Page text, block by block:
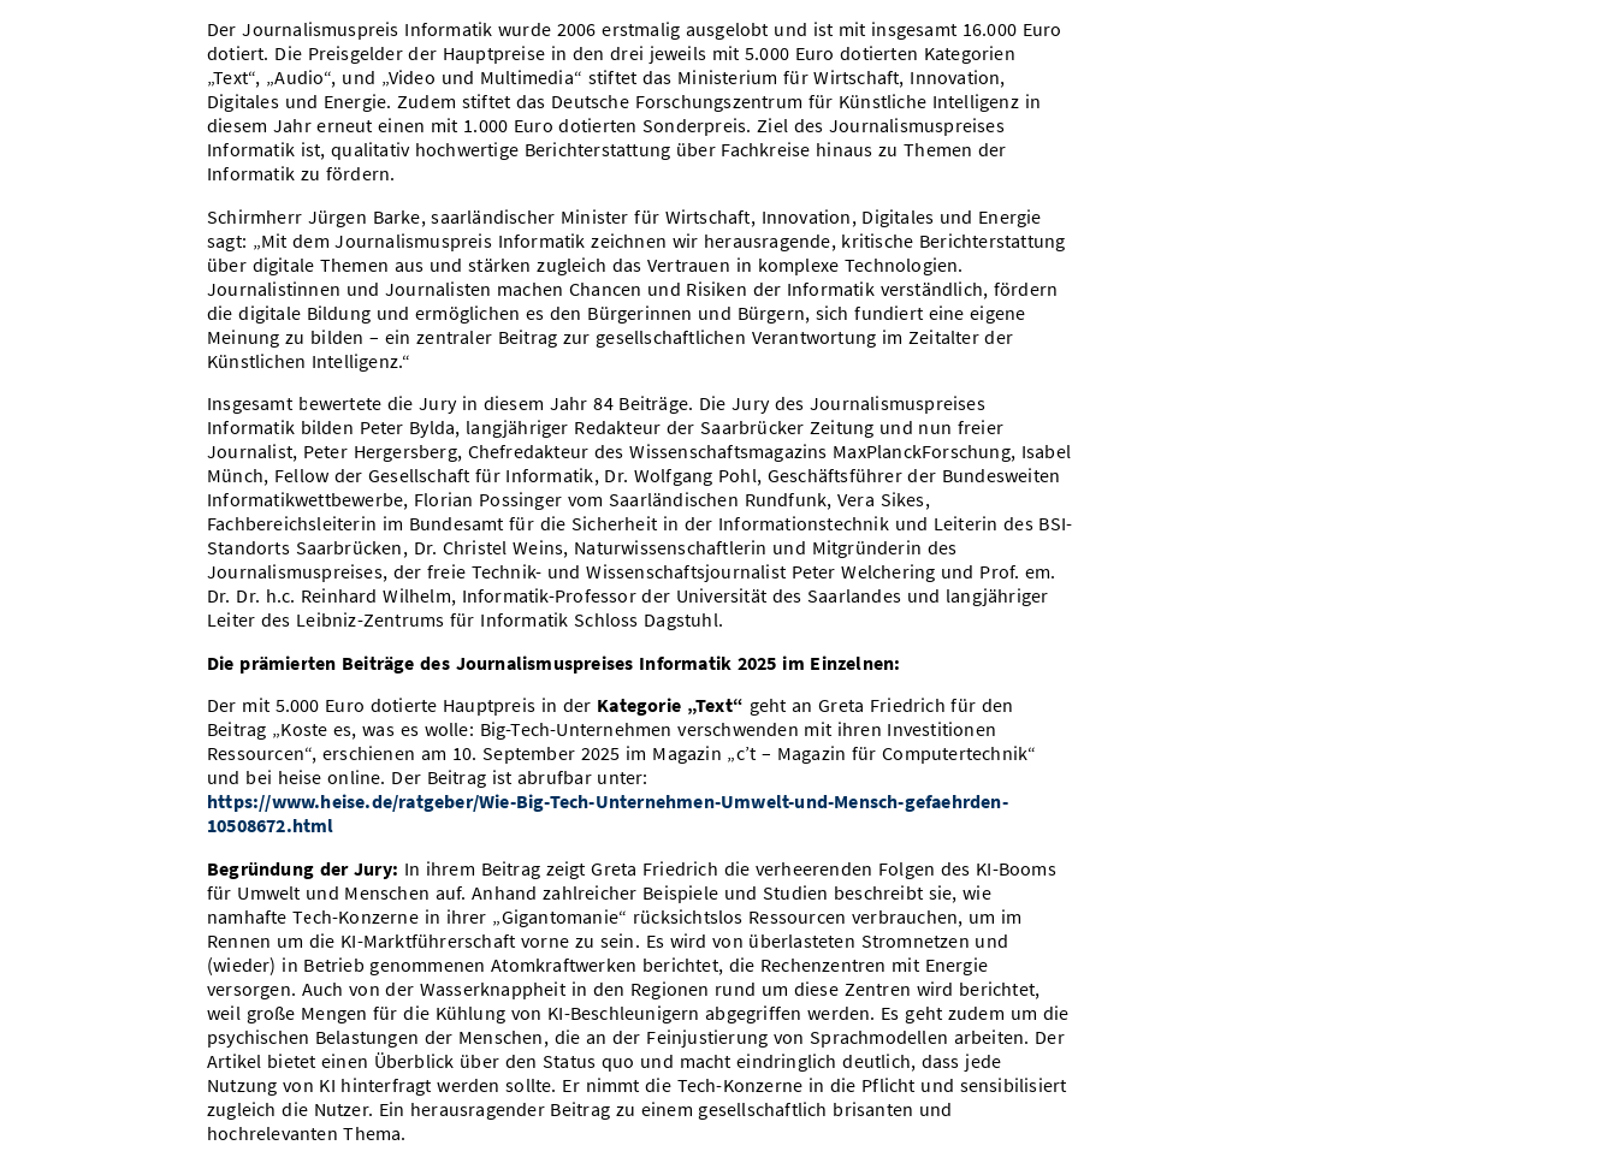
Der Journalismuspreis Informatik wurde 2006 erstmalig ausgelobt und ist mit insgesamt 16.000 Euro
dotiert. Die Preisgelder der Hauptpreise in den drei jeweils mit 5.000 Euro dotierten Kategorien
„Text“, „Audio“, und „Video und Multimedia“ stiftet das Ministerium für Wirtschaft, Innovation,
Digitales und Energie. Zudem stiftet das Deutsche Forschungszentrum für Künstliche Intelligenz in
diesem Jahr erneut einen mit 1.000 Euro dotierten Sonderpreis. Ziel des Journalismuspreises
Informatik ist, qualitativ hochwertige Berichterstattung über Fachkreise hinaus zu Themen der
Informatik zu fördern.
Schirmherr Jürgen Barke, saarländischer Minister für Wirtschaft, Innovation, Digitales und Energie
sagt: „Mit dem Journalismuspreis Informatik zeichnen wir herausragende, kritische Berichterstattung
über digitale Themen aus und stärken zugleich das Vertrauen in komplexe Technologien.
Journalistinnen und Journalisten machen Chancen und Risiken der Informatik verständlich, fördern
die digitale Bildung und ermöglichen es den Bürgerinnen und Bürgern, sich fundiert eine eigene
Meinung zu bilden – ein zentraler Beitrag zur gesellschaftlichen Verantwortung im Zeitalter der
Künstlichen Intelligenz.“
Insgesamt bewertete die Jury in diesem Jahr 84 Beiträge. Die Jury des Journalismuspreises
Informatik bilden Peter Bylda, langjähriger Redakteur der Saarbrücker Zeitung und nun freier
Journalist, Peter Hergersberg, Chefredakteur des Wissenschaftsmagazins MaxPlanckForschung, Isabel
Münch, Fellow der Gesellschaft für Informatik, Dr. Wolfgang Pohl, Geschäftsführer der Bundesweiten
Informatikwettbewerbe, Florian Possinger vom Saarländischen Rundfunk, Vera Sikes,
Fachbereichsleiterin im Bundesamt für die Sicherheit in der Informationstechnik und Leiterin des BSI-
Standorts Saarbrücken, Dr. Christel Weins, Naturwissenschaftlerin und Mitgründerin des
Journalismuspreises, der freie Technik- und Wissenschaftsjournalist Peter Welchering und Prof. em.
Dr. Dr. h.c. Reinhard Wilhelm, Informatik-Professor der Universität des Saarlandes und langjähriger
Leiter des Leibniz-Zentrums für Informatik Schloss Dagstuhl.
Die prämierten Beiträge des Journalismuspreises Informatik 2025 im Einzelnen:
Der mit 5.000 Euro dotierte Hauptpreis in der Kategorie „Text“ geht an Greta Friedrich für den
Beitrag „Koste es, was es wolle: Big-Tech-Unternehmen verschwenden mit ihren Investitionen
Ressourcen“, erschienen am 10. September 2025 im Magazin „c’t – Magazin für Computertechnik“
und bei heise online. Der Beitrag ist abrufbar unter:
https://www.heise.de/ratgeber/Wie-Big-Tech-Unternehmen-Umwelt-und-Mensch-gefaehrden-
10508672.html
Begründung der Jury: In ihrem Beitrag zeigt Greta Friedrich die verheerenden Folgen des KI-Booms
für Umwelt und Menschen auf. Anhand zahlreicher Beispiele und Studien beschreibt sie, wie
namhafte Tech-Konzerne in ihrer „Gigantomanie“ rücksichtslos Ressourcen verbrauchen, um im
Rennen um die KI-Marktführerschaft vorne zu sein. Es wird von überlasteten Stromnetzen und
(wieder) in Betrieb genommenen Atomkraftwerken berichtet, die Rechenzentren mit Energie
versorgen. Auch von der Wasserknappheit in den Regionen rund um diese Zentren wird berichtet,
weil große Mengen für die Kühlung von KI-Beschleunigern abgegriffen werden. Es geht zudem um die
psychischen Belastungen der Menschen, die an der Feinjustierung von Sprachmodellen arbeiten. Der
Artikel bietet einen Überblick über den Status quo und macht eindringlich deutlich, dass jede
Nutzung von KI hinterfragt werden sollte. Er nimmt die Tech-Konzerne in die Pflicht und sensibilisiert
zugleich die Nutzer. Ein herausragender Beitrag zu einem gesellschaftlich brisanten und
hochrelevanten Thema.